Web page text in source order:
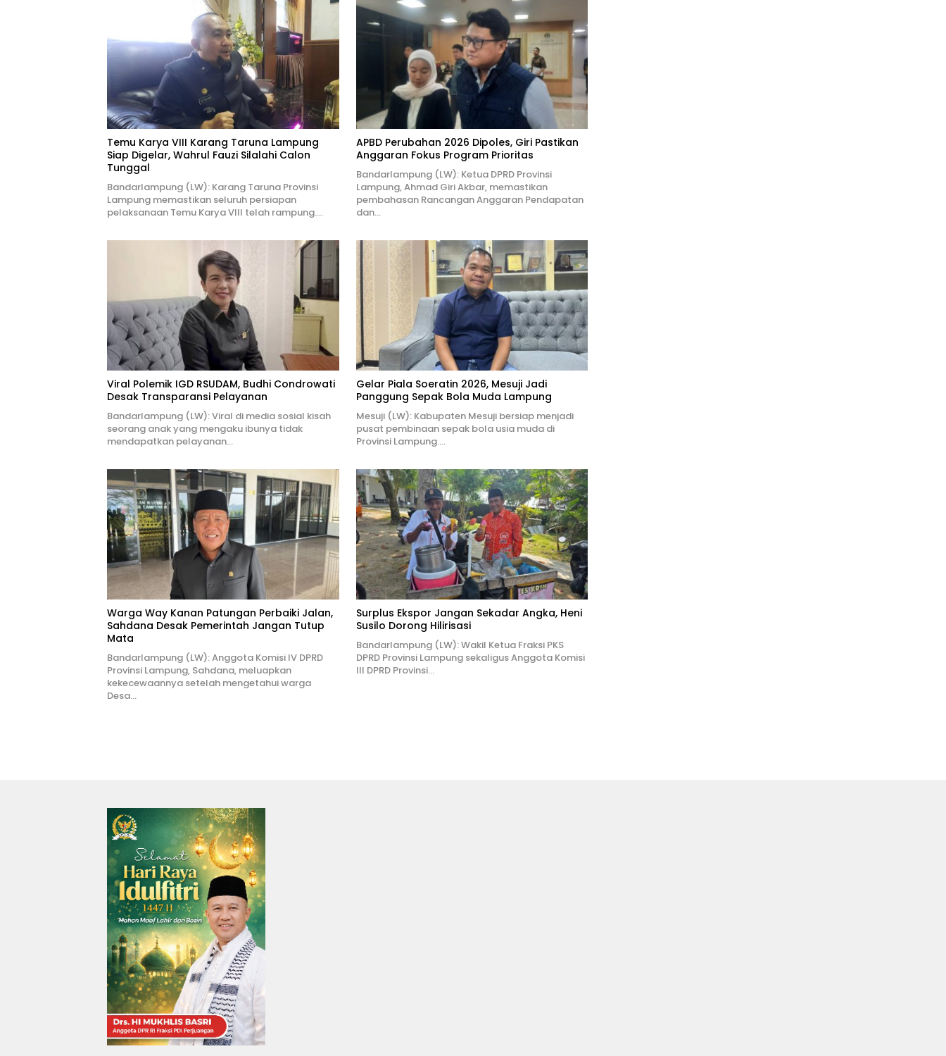
Temu Karya VIII Karang Taruna Lampung
Siap Digelar, Wahrul Fauzi Silalahi Calon
Tunggal
Bandarlampung (LW): Karang Taruna Provinsi
Lampung memastikan seluruh persiapan
pelaksanaan Temu Karya VIII telah rampung….
APBD Perubahan 2026 Dipoles, Giri Pastikan
Anggaran Fokus Program Prioritas
Bandarlampung (LW): Ketua DPRD Provinsi
Lampung, Ahmad Giri Akbar, memastikan
pembahasan Rancangan Anggaran Pendapatan
dan…
Viral Polemik IGD RSUDAM, Budhi Condrowati
Desak Transparansi Pelayanan
Bandarlampung (LW): Viral di media sosial kisah
seorang anak yang mengaku ibunya tidak
mendapatkan pelayanan…
Gelar Piala Soeratin 2026, Mesuji Jadi
Panggung Sepak Bola Muda Lampung
Mesuji (LW): Kabupaten Mesuji bersiap menjadi
pusat pembinaan sepak bola usia muda di
Provinsi Lampung….
Warga Way Kanan Patungan Perbaiki Jalan,
Sahdana Desak Pemerintah Jangan Tutup
Mata
Bandarlampung (LW): Anggota Komisi IV DPRD
Provinsi Lampung, Sahdana, meluapkan
kekecewaannya setelah mengetahui warga
Desa…
Surplus Ekspor Jangan Sekadar Angka, Heni
Susilo Dorong Hilirisasi
Bandarlampung (LW): Wakil Ketua Fraksi PKS
DPRD Provinsi Lampung sekaligus Anggota Komisi
III DPRD Provinsi…